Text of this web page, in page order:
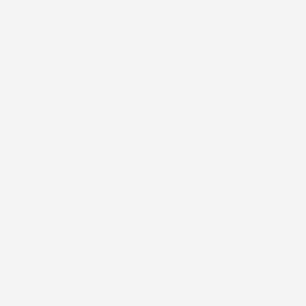
probant face à
de l’arbitre – les Haut-Bugistes ont marqué 5